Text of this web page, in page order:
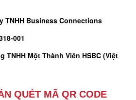
TNHH Business Connections
001
TNHH Một Thành Viên HSBC (Việt
QUÉT MÃ QR CODE